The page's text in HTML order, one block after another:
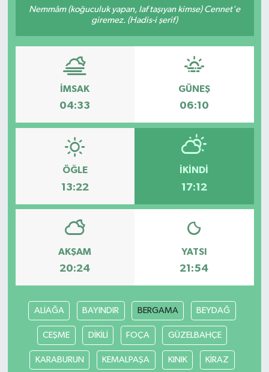
Nemmâm (koğuculuk yapan, laf taşıyan kimse) Cennet'e
giremez. (Hadis-i şerif)
İMSAK
04:33
GÜNEŞ
06:10
ÖĞLE
13:22
İKINDI
17:12
AKŞAM
20:24
YATSI
21:54
ALİAĞA BAYINDIR BERGAMA BEYDAĞ
CEŞME DİKİLİ FOÇA GÜZELBAHÇE
KARABURUN KEMALPAŞA KINIK KİRAZ